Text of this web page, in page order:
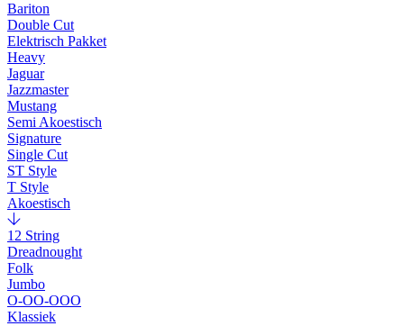
Bariton
Double Cut
Elektrisch Pakket
Heavy
Jaguar
Jazzmaster
Mustang
Semi Akoestisch
Signature
Single Cut
ST Style
T Style
Akoestisch
12 String
Dreadnought
Folk
Jumbo
O-OO-OOO
Klassiek